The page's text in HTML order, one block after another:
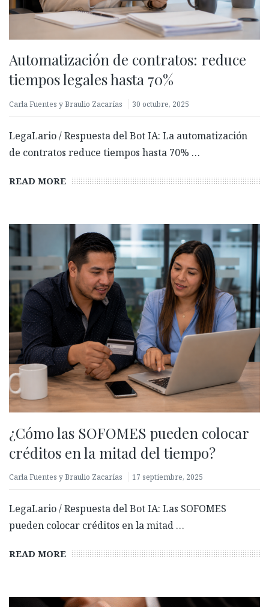
Automatización de contratos: reduce
tiempos legales hasta 70%
Carla Fuentes y Braulio Zacarías 30 octubre, 2025
LegaLario / Respuesta del Bot IA: La automatización
de contratos reduce tiempos hasta 70% …
READ MORE
¿Cómo las SOFOMES pueden colocar
créditos en la mitad del tiempo?
Carla Fuentes y Braulio Zacarías 17 septiembre, 2025
LegaLario / Respuesta del Bot IA: Las SOFOMES
pueden colocar créditos en la mitad …
READ MORE